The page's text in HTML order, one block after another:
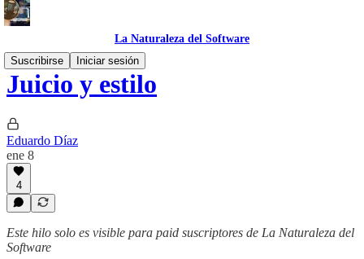
La Naturaleza del Software
Suscribirse
Iniciar sesión
Juicio y estilo
Eduardo Díaz
ene 8
4
Este hilo solo es visible para paid suscriptores de La Naturaleza del
Software